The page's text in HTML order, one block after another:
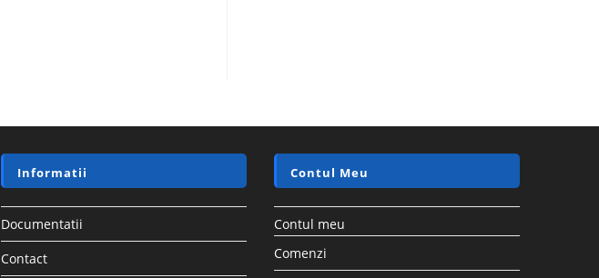
Informatii
Documentatii
Contact
Contul Meu
Contul meu
Comenzi